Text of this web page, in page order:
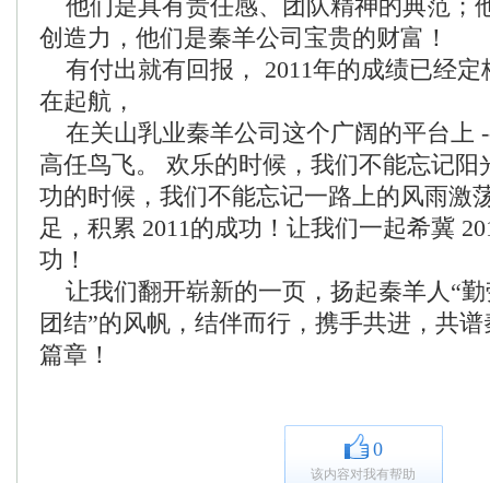
他们是具有责任感、团队精神的典范；
创造力，他们是秦羊公司宝贵的财富！
有付出就有回报， 2011年的成绩已经定
在起航，
在关山乳业秦羊公司这个广阔的平台上
高任鸟飞。 欢乐的时候，我们不能忘记阳
功的时候，我们不能忘记一路上的风雨激
足，积累 2011的成功！让我们一起希冀
功！
让我们翻开崭新的一页，扬起秦羊人“
团结”的风帆，结伴而行，携手共进，共
篇章！
0
该内容对我有帮助